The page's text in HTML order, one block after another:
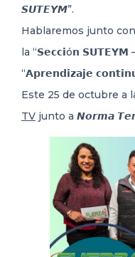
𝙎𝙐𝙏𝙀𝙔𝙈”.
Hablaremos junto
la “𝗦𝗲𝗰𝗰𝗶ó𝗻 𝗦𝗨𝗧𝗘𝗬𝗠
“𝗔𝗽𝗿𝗲𝗻𝗱𝗶𝘇𝗮𝗷𝗲
Este 25 de octubre a
TV junto a 𝙉𝙤𝙧𝙢𝙖